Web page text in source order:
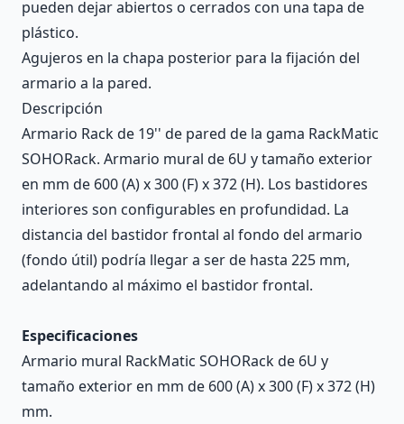
pueden dejar abiertos o cerrados con una tapa de
plástico.
Agujeros en la chapa posterior para la fijación del
armario a la pared.
Descripción
Armario Rack de 19'' de pared de la gama RackMatic
SOHORack. Armario mural de 6U y tamaño exterior
en mm de 600 (A) x 300 (F) x 372 (H). Los bastidores
interiores son configurables en profundidad. La
distancia del bastidor frontal al fondo del armario
(fondo útil) podría llegar a ser de hasta 225 mm,
adelantando al máximo el bastidor frontal.
Especificaciones
Armario mural RackMatic SOHORack de 6U y
tamaño exterior en mm de 600 (A) x 300 (F) x 372 (H)
mm.